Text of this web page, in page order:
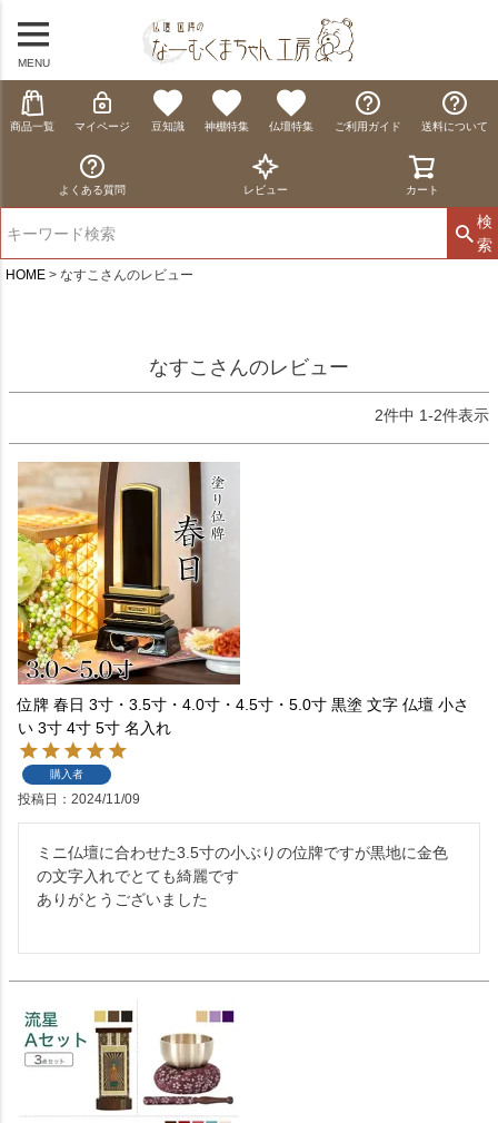
MENU
商品一覧 マイページ 豆知識 神棚特集 仏壇特集 ご利用ガイド 送料について
よくある質問 レビュー カート
検
索
HOME なすこさんのレビュー
なすこさんのレビュー
2件中 1-2件表示
位牌 春日 3寸・3.5寸・4.0寸・4.5寸・5.0寸 黒塗 文字 仏壇 小さ
い 3寸 4寸 5寸 名入れ
購入者
投稿日 2024/11/09
ミニ仏壇に合わせた3.5寸の小ぶりの位牌ですが黒地に金色
の文字入れでとても綺麗です
ありがとうございました